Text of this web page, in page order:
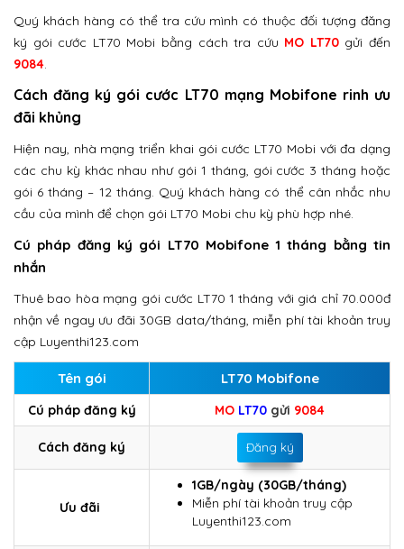
Quý khách hàng có thể tra cứu mình có thuộc đối tượng đăng
ký gói cước LT70 Mobi bằng cách tra cứu MO LT70gửi đến
9084.
Cách đăng ký gói cước LT70 mạng Mobifone rinh ưu
đãi khủng
Hiện nay, nhà mạng triển khai gói cước LT70 Mobi với đa dạng
các chu kỳ khác nhau như gói 1 tháng, gói cước 3 tháng hoặc
gói 6 tháng – 12 tháng. Quý khách hàng có thể cân nhắc nhu
cầu của mình để chọn gói LT70 Mobi chu kỳ phù hợp nhé.
Cú pháp đăng ký gói LT70 Mobifone 1 tháng bằng tin
nhắn
Thuê bao hòa mạng gói cước LT70 1 tháng với giá chỉ 70.000đ
nhận về ngay ưu đãi 30GB data/tháng, miễn phí tài khoản truy
cập Luyenthi123.com
Tên gói LT70 Mobifone
Cú pháp đăng ký MO LT70 gửi 9084
Cách đăng ký Đăng ký
Ưu đãi
1GB/ngày (30GB/tháng)
Miễn phí tài khoản truy cập
Luyenthi123.com